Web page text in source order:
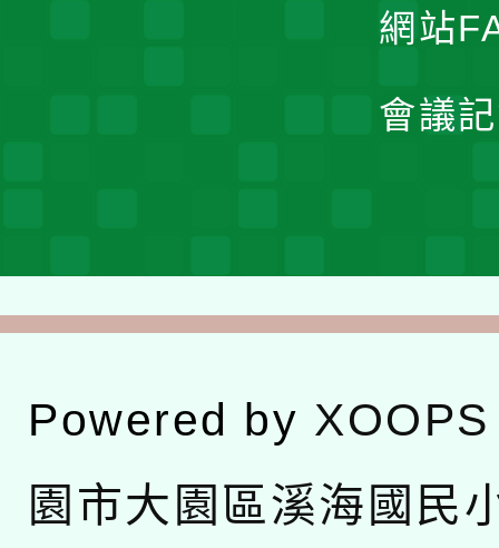
網站
會議
Powered by XOOPS
園市大園區溪海國民